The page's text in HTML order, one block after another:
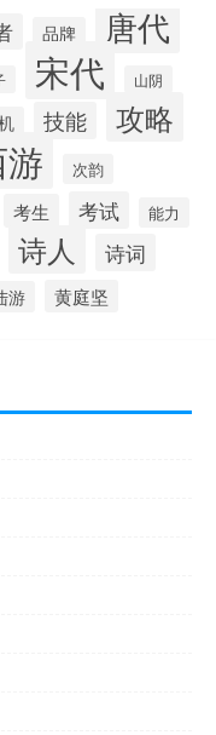
品牌 唐代
宋代 山阴
技能 攻略
次韵
考生 考试 能力
诗人 诗词
游 黄庭坚